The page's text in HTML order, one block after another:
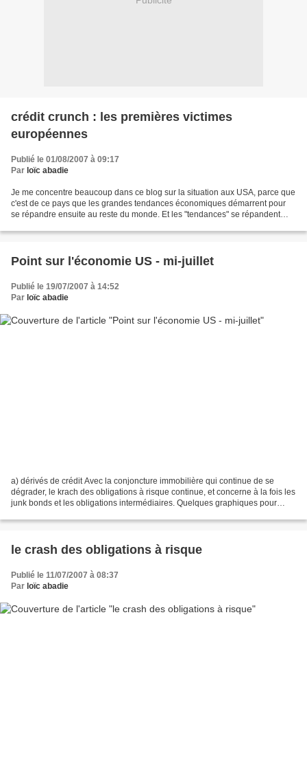
crédit crunch : les premières victimes
européennes
Publié le 01/08/2007 à 09:17
Par loïc abadie
Je me concentre beaucoup dans ce blog sur la situation aux USA, parce que
c'est de ce pays que les grandes tendances économiques démarrent pour
se répandre ensuite au reste du monde. Et les "tendances" se répandent
Point sur l'économie US - mi-juillet
Publié le 19/07/2007 à 14:52
Par loïc abadie
a) dérivés de crédit Avec la conjoncture immobilière qui continue de se
dégrader, le krach des obligations à risque continue, et concerne à la fois les
junk bonds et les obligations intermédiaires. Quelques graphiques pour
le crash des obligations à risque
Publié le 11/07/2007 à 08:37
Par loïc abadie